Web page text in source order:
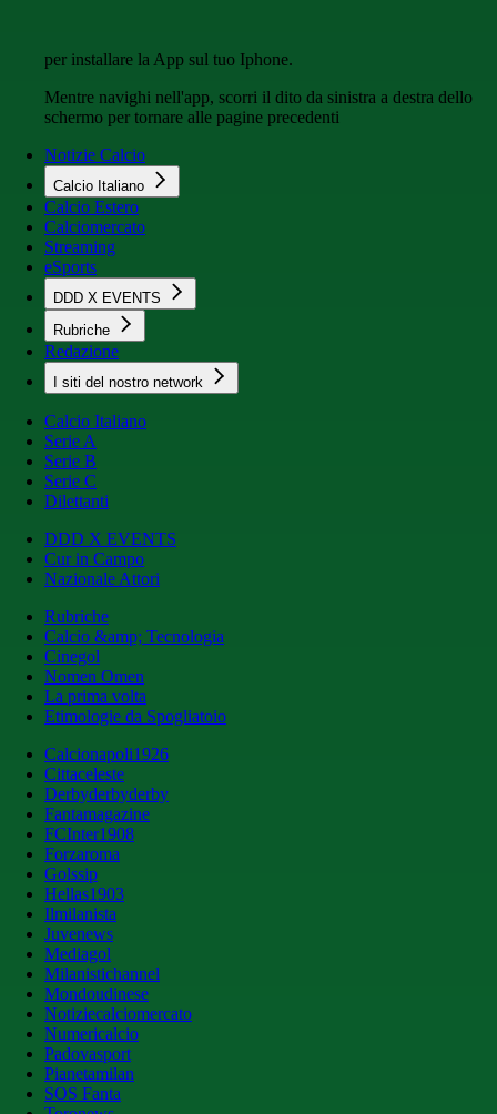
per installare la App sul tuo Iphone.
Mentre navighi nell'app, scorri il dito da sinistra a destra dello
schermo per tornare alle pagine precedenti
Notizie Calcio
Calcio Italiano
Calcio Estero
Calciomercato
Streaming
eSports
DDD X EVENTS
Rubriche
Redazione
I siti del nostro network
Calcio Italiano
Serie A
Serie B
Serie C
Dilettanti
DDD X EVENTS
Cur in Campo
Nazionale Attori
Rubriche
Calcio &amp; Tecnologia
Cinegol
Nomen Omen
La prima volta
Etimologie da Spogliatoio
Calcionapoli1926
Cittaceleste
Derbyderbyderby
Fantamagazine
FCInter1908
Forzaroma
Golssip
Hellas1903
Ilmilanista
Juvenews
Mediagol
Milanistichannel
Mondoudinese
Notiziecalciomercato
Numericalcio
Padovasport
Pianetamilan
SOS Fanta